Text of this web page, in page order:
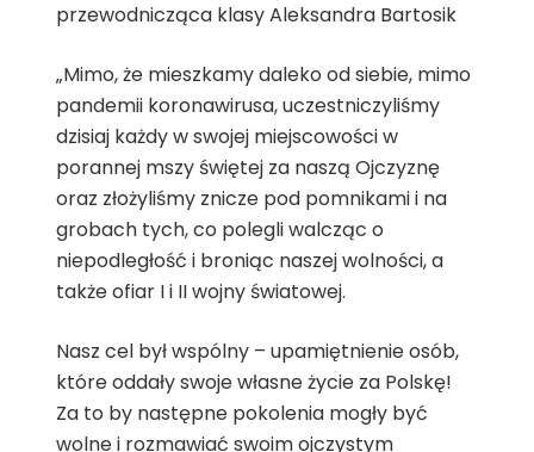
przewodnicząca klasy Aleksandra Bartosik
„Mimo, że mieszkamy daleko od siebie, mimo
pandemii koronawirusa, uczestniczyliśmy
dzisiaj każdy w swojej miejscowości w
porannej mszy świętej za naszą Ojczyznę
oraz złożyliśmy znicze pod pomnikami i na
grobach tych, co polegli walcząc o
niepodległość i broniąc naszej wolności, a
także ofiar I i II wojny światowej.
Nasz cel był wspólny – upamiętnienie osób,
które oddały swoje własne życie za Polskę!
Za to by następne pokolenia mogły być
wolne i rozmawiać swoim ojczystym